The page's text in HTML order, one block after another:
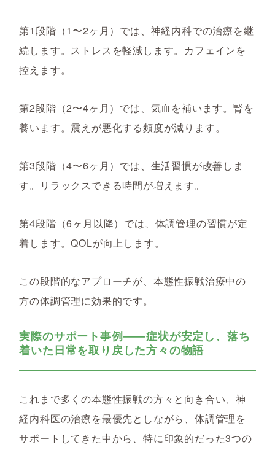
第1段階（1〜2ヶ月）では、神経内科での治療を継
続します。ストレスを軽減します。カフェインを
控えます。
第2段階（2〜4ヶ月）では、気血を補います。腎を
養います。震えが悪化する頻度が減ります。
第3段階（4〜6ヶ月）では、生活習慣が改善しま
す。リラックスできる時間が増えます。
第4段階（6ヶ月以降）では、体調管理の習慣が定
着します。QOLが向上します。
この段階的なアプローチが、本態性振戦治療中の
方の体調管理に効果的です。
実際のサポート事例――症状が安定し、落ち
着いた日常を取り戻した方々の物語
これまで多くの本態性振戦の方々と向き合い、神
経内科医の治療を最優先としながら、体調管理を
サポートしてきた中から、特に印象的だった3つの